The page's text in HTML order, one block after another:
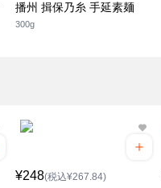
播州 揖保乃糸 手延素麺
300g
¥248(税込¥267.84)